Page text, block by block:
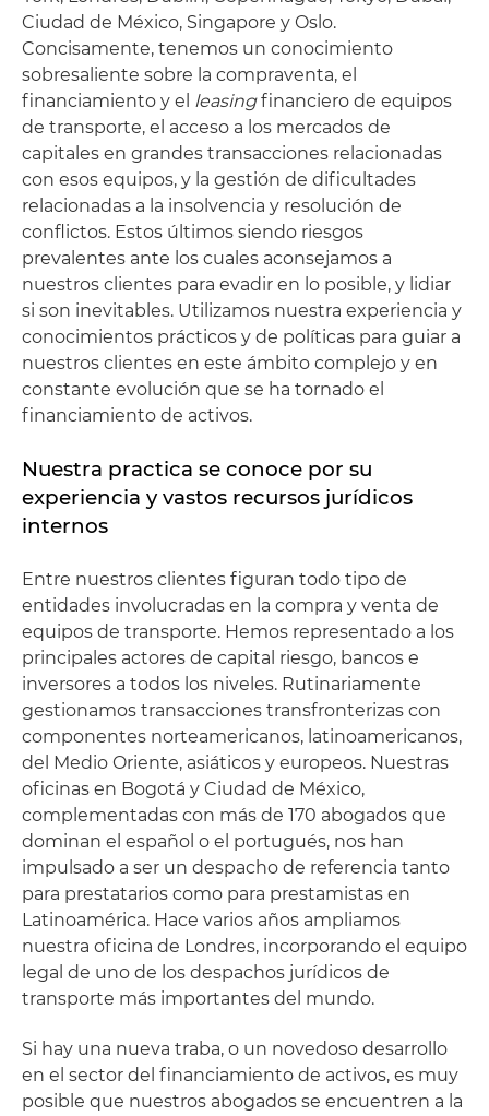
Ciudad de México, Singapore y Oslo.
Concisamente, tenemos un conocimiento
sobresaliente sobre la compraventa, el
financiamiento y el leasingfinanciero de equipos
de transporte, el acceso a los mercados de
capitales en grandes transacciones relacionadas
con esos equipos, y la gestión de dificultades
relacionadas a la insolvencia y resolución de
conflictos. Estos últimos siendo riesgos
prevalentes ante los cuales aconsejamos a
nuestros clientes para evadir en lo posible, y lidiar
si son inevitables. Utilizamos nuestra experiencia y
conocimientos prácticos y de políticas para guiar a
nuestros clientes en este ámbito complejo y en
constante evolución que se ha tornado el
financiamiento de activos.
Nuestra practica se conoce por su
experiencia y vastos recursos jurídicos
internos
Entre nuestros clientes figuran todo tipo de
entidades involucradas en la compra y venta de
equipos de transporte. Hemos representado a los
principales actores de capital riesgo, bancos e
inversores a todos los niveles. Rutinariamente
gestionamos transacciones transfronterizas con
componentes norteamericanos, latinoamericanos,
del Medio Oriente, asiáticos y europeos. Nuestras
oficinas en Bogotá y Ciudad de México,
complementadas con más de 170 abogados que
dominan el español o el portugués, nos han
impulsado a ser un despacho de referencia tanto
para prestatarios como para prestamistas en
Latinoamérica. Hace varios años ampliamos
nuestra oficina de Londres, incorporando el equipo
legal de uno de los despachos jurídicos de
transporte más importantes del mundo.
Si hay una nueva traba, o un novedoso desarrollo
en el sector del financiamiento de activos, es muy
posible que nuestros abogados se encuentren a la